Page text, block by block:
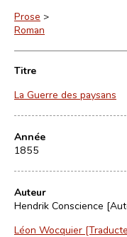
Prose >
Roman
Titre
La Guerre des paysans
Année
1855
Auteur
Hendrik Conscience
Léon Wocquier